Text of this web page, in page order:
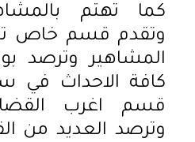
كما تهتم
وتقدم قسم خاص
المشاهير وترصد
كافة الاحداث في
قسم اغرب
وترصد العديد من